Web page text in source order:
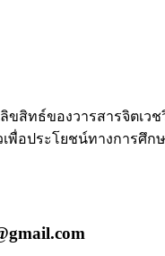
สิทธ์ของวารสารจิตเ
อประโยชน์ทางการ